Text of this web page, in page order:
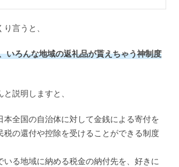
言うと、
いろんな地域の返礼品が貰えちゃう神制度
説明しますと、
本全国の自治体に対して金銭による寄付を
税の還付や控除を受けることができる制度
いる地域に納める税金の納付先を、好きに